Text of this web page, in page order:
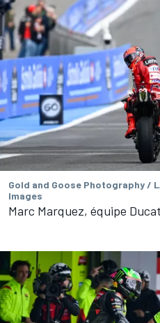
Gold and Goose Photography /
Images
Marc Marquez, équipe